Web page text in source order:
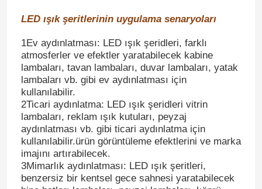
LED ışık şeritlerinin uygulama senaryoları
1Ev aydınlatması: LED ışık şeridleri, farklı
atmosferler ve efektler yaratabilecek kabine
lambaları, tavan lambaları, duvar lambaları, yatak
lambaları vb. gibi ev aydınlatması için
kullanılabilir.
2Ticari aydınlatma: LED ışık şeridleri vitrin
lambaları, reklam ışık kutuları, peyzaj
aydınlatması vb. gibi ticari aydınlatma için
kullanılabilir.ürün görüntüleme efektlerini ve marka
imajını artırabilecek.
3Mimarlık aydınlatması: LED ışık şeritleri,
benzersiz bir kentsel gece sahnesi yaratabilecek